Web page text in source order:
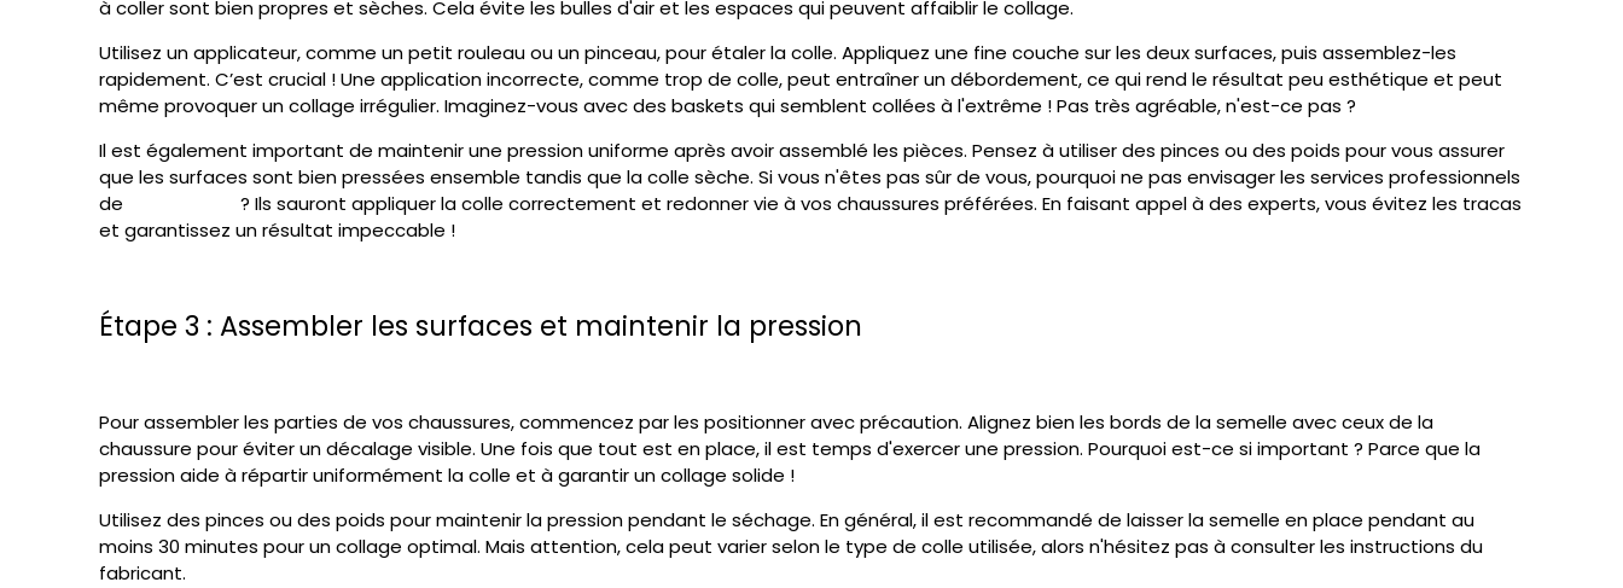
à coller sont bien propres et sèches. Cela évite les bulles d'air et les espaces qui peuvent affaiblir le collage.
Utilisez un applicateur, comme un petit rouleau ou un pinceau, pour étaler la colle. Appliquez une fine couche sur les deux surfaces, puis assemblez-les
rapidement. C’est crucial ! Une application incorrecte, comme trop de colle, peut entraîner un débordement, ce qui rend le résultat peu esthétique et peut
même provoquer un collage irrégulier. Imaginez-vous avec des baskets qui semblent collées à l'extrême ! Pas très agréable, n'est-ce pas ?
Il est également important de maintenir une pression uniforme après avoir assemblé les pièces. Pensez à utiliser des pinces ou des poids pour vous assurer
que les surfaces sont bien pressées ensemble tandis que la colle sèche. Si vous n'êtes pas sûr de vous, pourquoi ne pas envisager les services professionnels
de
? Ils sauront appliquer la colle correctement et redonner vie à vos chaussures préférées. En faisant appel à des experts, vous évitez les tracas
et garantissez un résultat impeccable !
Étape 3 : Assembler les surfaces et maintenir la pression
Pour assembler les parties de vos chaussures, commencez par les positionner avec précaution. Alignez bien les bords de la semelle avec ceux de la
chaussure pour éviter un décalage visible. Une fois que tout est en place, il est temps d'exercer une pression. Pourquoi est-ce si important ? Parce que la
pression aide à répartir uniformément la colle et à garantir un collage solide !
Utilisez des pinces ou des poids pour maintenir la pression pendant le séchage. En général, il est recommandé de laisser la semelle en place pendant au
moins 30 minutes pour un collage optimal. Mais attention, cela peut varier selon le type de colle utilisée, alors n'hésitez pas à consulter les instructions du
fabricant.